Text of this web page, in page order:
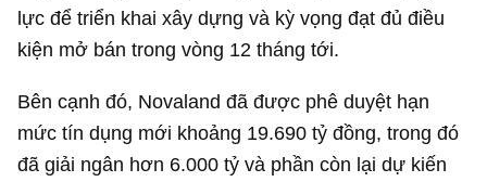
lực để triển khai xây dựng và kỳ vọng đạt đủ điều
kiện mở bán trong vòng 12 tháng tới.
Bên cạnh đó, Novaland đã được phê duyệt hạn
mức tín dụng mới khoảng 19.690 tỷ đồng, trong đó
đã giải ngân hơn 6.000 tỷ và phần còn lại dự kiến